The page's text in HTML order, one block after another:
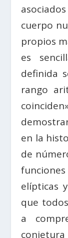
cuerpo
propios
es
definida
rango
en la
de
elípticas
que
a